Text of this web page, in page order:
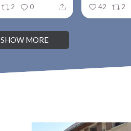
2 0 42 2
SHOW MORE